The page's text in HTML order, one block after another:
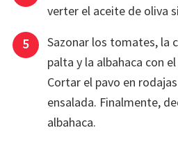
verter el aceite de oliva
Sazonar los tomates, la
palta y la albahaca con
Cortar el pavo en
ensalada. Finalmente,
albahaca.